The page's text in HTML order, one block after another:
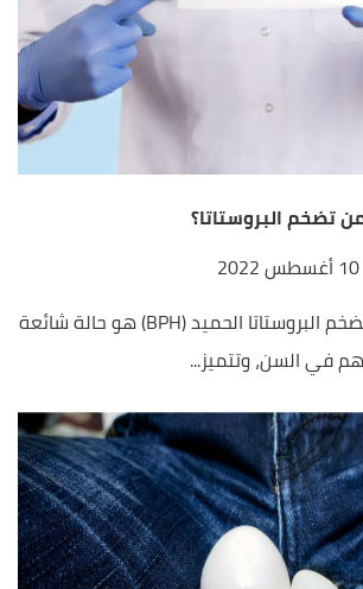
تضخم البروستاتا؟
10 أغسطس 2022
تضخم البروستاتا أو تضخم البروستاتا الحميد (BPH) هو حالة شائعة
في السن، وتتميز...